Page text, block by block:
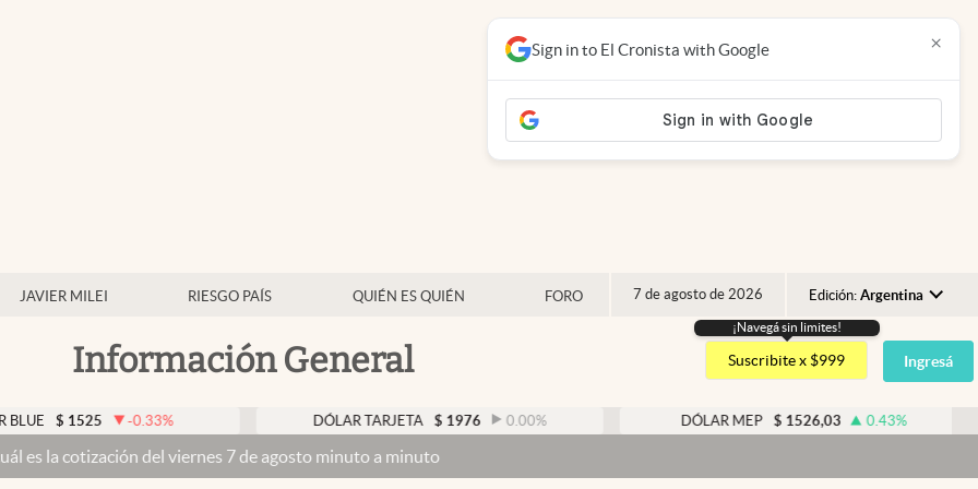
JAVIER MILEI RIESGO PAÍS QUIÉN ES QUIÉN FORO 7 de agosto de 2026 Edición: Argentina
Argentina
España
USA
Información General
¡Navegá sin limites!
Suscribite x $999 Ingresá
$ 1525 -0.33 % DÓLAR TARJETA $ 1976 0.00 DÓLAR MEP $ 1526,03 0.43 %
del viernes 7 de agosto minuto a minuto
Sign in to El Cronista with Google ×